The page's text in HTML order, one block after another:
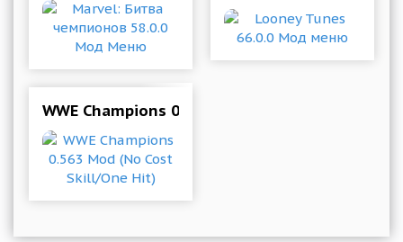
WWE Champions 0.563 Mod (No Cost Skill/One